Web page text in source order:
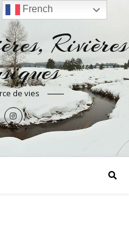
Rivières
de vies
French